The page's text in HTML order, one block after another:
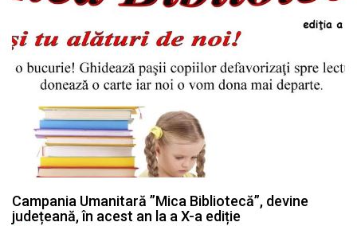
Campania Umanitară ”Mica Bibliotecă”, devine
județeană, în acest an la a X-a ediție